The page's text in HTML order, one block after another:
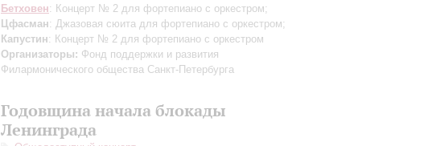
Бетховен: Концерт № 2 для фортепиано с оркестром;
Цфасман: Джазовая сюита для фортепиано с оркестром;
Капустин: Концерт № 2 для фортепиано с оркестром
Организаторы: Фонд поддержки и развития
Филармонического общества Санкт-Петербурга
Годовщина начала блокады
Ленинграда